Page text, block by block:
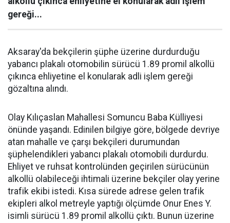
gereği...
Aksaray'da bekçilerin şüphe üzerine durdurduğu
yabancı plakalı otomobilin sürücü 1.89 promil alkollü
çıkınca ehliyetine el konularak adli işlem gereği
gözaltına alındı.
Olay Kılıçaslan Mahallesi Somuncu Baba Külliyesi
önünde yaşandı. Edinilen bilgiye göre, bölgede devriye
atan mahalle ve çarşı bekçileri durumundan
şüphelendikleri yabancı plakalı otomobili durdurdu.
Ehliyet ve ruhsat kontrolünden geçirilen sürücünün
alkollü olabileceği ihtimali üzerine bekçiler olay yerine
trafik ekibi istedi. Kısa sürede adrese gelen trafik
ekipleri alkol metreyle yaptığı ölçümde Onur Enes Y.
isimli sürücü 1.89 promil alkollü çıktı. Bunun üzerine